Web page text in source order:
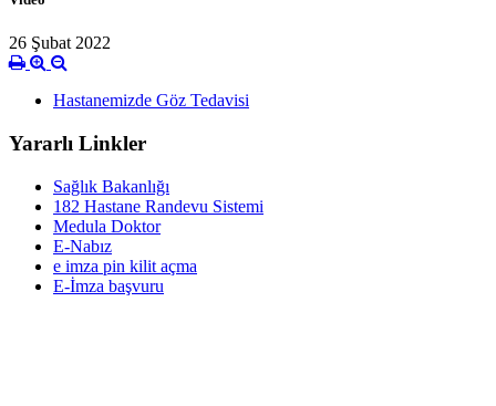
26 Şubat 2022
Hastanemizde Göz Tedavisi
Yararlı Linkler
Sağlık Bakanlığı
182 Hastane Randevu Sistemi
Medula Doktor
E-Nabız
e imza pin kilit açma
E-İmza başvuru